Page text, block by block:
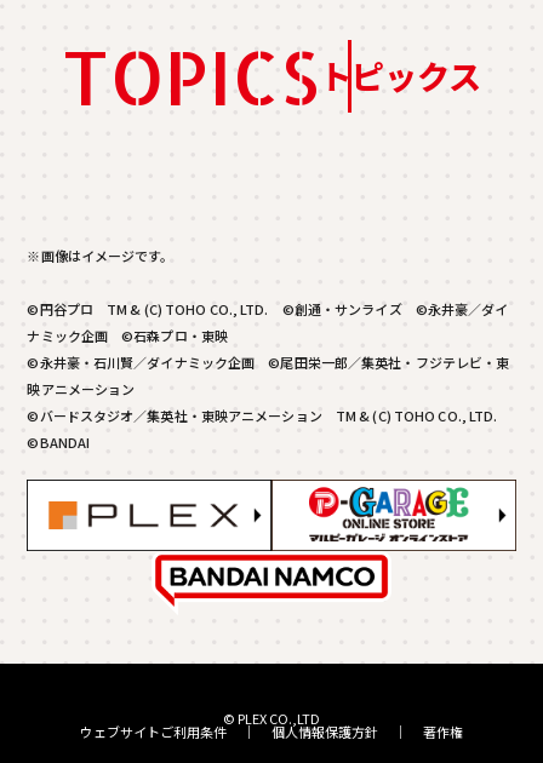
TOPICS トピックス
※画像はイメージです。
©円谷プロ TM & (C) TOHO CO., LTD. ©創通・サンライズ ©永井豪／ダイ
ナミック企画 ©石森プロ・東映
©永井豪・石川賢／ダイナミック企画 ©尾田栄一郎／集英社・フジテレビ・東
映アニメーション
©バードスタジオ／集英社・東映アニメーション TM & (C) TOHO CO., LTD.
©BANDAI
© PLEX CO.,LTD
ウェブサイトご利用条件 ｜ 個人情報保護方針 ｜ 著作権